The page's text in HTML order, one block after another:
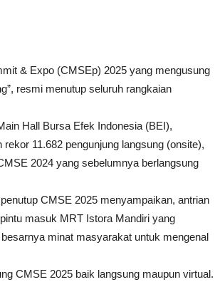
& Expo (CMSEp) 2025 yang mengusung
resmi menutup seluruh rangkaian
Hall Bursa Efek Indonesia (BEI),
11.682 pengunjung langsung (onsite),
2024 yang sebelumnya berlangsung
CMSE 2025 menyampaikan, antrian
masuk MRT Istora Mandiri yang
minat masyarakat untuk mengenal
CMSE 2025 baik langsung maupun virtual.